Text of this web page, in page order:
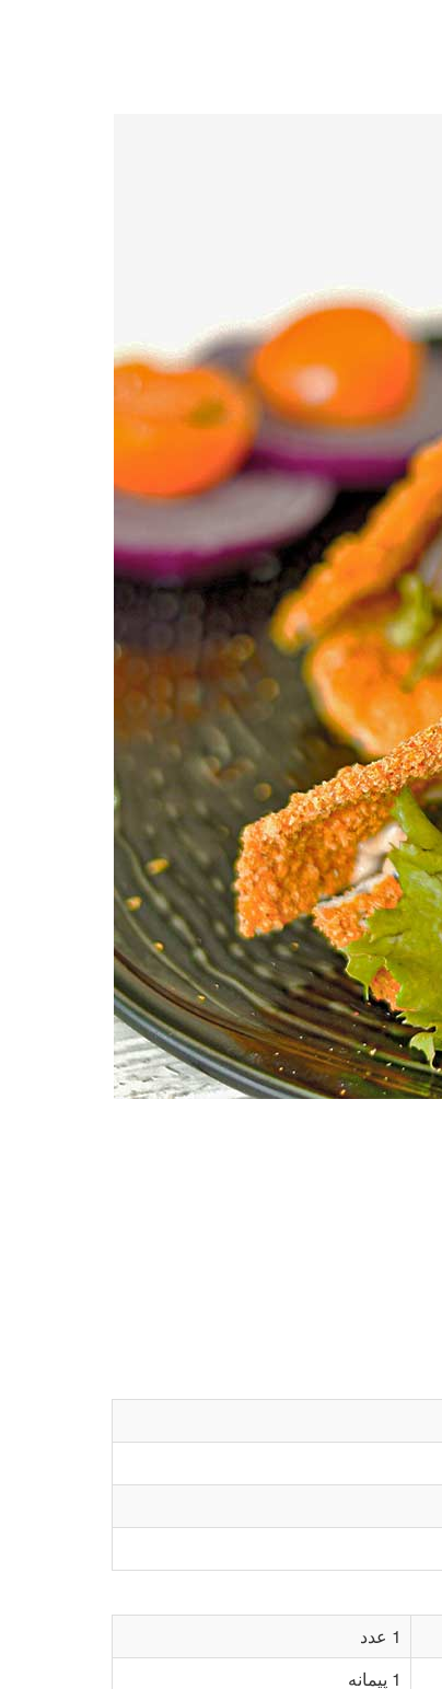
1 عدد
1 پیمانه